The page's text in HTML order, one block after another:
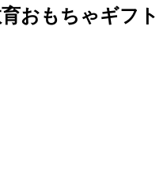
おもちゃギフト